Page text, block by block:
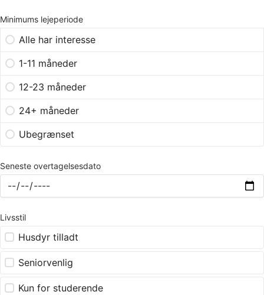
Minimums lejeperiode
Alle har interesse
1-11 måneder
12-23 måneder
24+ måneder
Ubegrænset
Seneste overtagelsesdato
Livsstil
Husdyr tilladt
Seniorvenlig
Kun for studerende